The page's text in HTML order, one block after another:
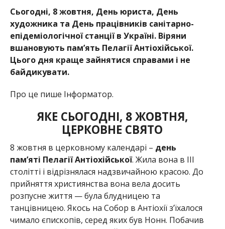
Сьогодні, 8 жовтня, День юриста, День
художника та День працівників санітарно-
епідеміологічної станції в Україні. Віряни
вшановують пам’ять Пелагії Антіохійської.
Цього дня краще зайнятися справами і не
байдикувати.
Про це пише Інформатор.
ЯКЕ СЬОГОДНІ, 8 ЖОВТНЯ,
ЦЕРКОВНЕ СВЯТО
8 жовтня в церковному календарі – день
пам’яті Пелагії Антіохійської. Жила вона в III
столітті і відрізнялася надзвичайною красою. До
прийняття християнства вона вела досить
розпусне життя — була блудницею та
танцівницею. Якось на Собор в Антіохії з’їхалося
чимало єпископів, серед яких був Нонн. Побачив